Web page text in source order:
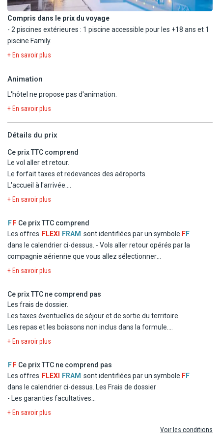
Compris dans le prix du voyage
- 2 piscines extérieures : 1 piscine accessible pour les +18 ans et 1
piscine Family.
- Piscine Family : Piscine modulable qui devient piscine
météorologique)
en supplément).
- Salle de sport.
En option payante
- Plongée sous-marine.
À proximité :
- Location de golf (à 20 km).
- Location de vélo.
+ En savoir plus
Animation
L'hôtel ne propose pas d'animation.
+ En savoir plus
Détails du prix
Ce prix TTC comprend
Le vol aller et retour.
Le forfait taxes et redevances des aéroports.
L'accueil à l'arrivée.
Le circuit selon le type d'hébergement et de pension choisis à
La pension petit déjeuner du jour 2 au petit-déjeuner du jour 8 +
3 déjeuners (menu avec 1 verre de vin) durant les excursions.
La présence de guides francophones durant les excursions.
Autocar climatisé.
L'assistance pendant le circuit.
+ En savoir plus
F F Ce prix TTC comprend
Les offres FLEXI FRAM sont identifiées par un symbole FF
dans le calendrier ci-dessus. - Vols aller retour opérés par la
compagnie aérienne que vous allez sélectionner
- Logement en chambre double standard dans les hôtels
- La formule Repas
- Les taxes d'aéroport et de solidarité
- Le transfert
+ En savoir plus
Ce prix TTC ne comprend pas
Les frais de dossier.
Les taxes éventuelles de séjour et de sortie du territoire.
Les repas et les boissons non inclus dans la formule.
Les dépenses d'ordre personnel
au programme.
Les repas éventuels aux escales.
Les garanties assistance, rapatriement, frais médicaux et
d'hospitalisation, assistance juridique et pénale.
+ En savoir plus
F F Ce prix TTC ne comprend pas
Les offres FLEXI FRAM sont identifiées par un symbole FF
dans le calendrier ci-dessus.
Les Frais de dossier
- Les garanties facultatives
- Les autres repas et les boissons
+ En savoir plus
Voir les conditions